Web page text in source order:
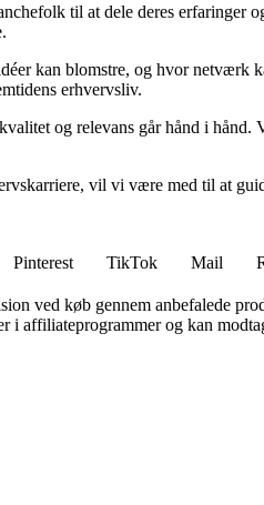
til at dele deres erfaringer
kan blomstre, og hvor
erhvervsliv.
og relevans går hånd i
vil vi være med til at
Pinterest TikTok Mail
ved køb gennem anbefalede
i affiliateprogrammer og kan